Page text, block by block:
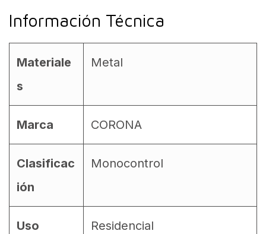
Información Técnica
Materiale
s
Metal
Marca CORONA
Clasificac
ión
Monocontrol
Uso Residencial